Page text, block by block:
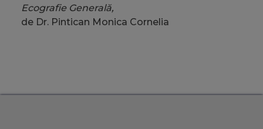
Ecografie Generală,
de Dr. Pintican Monica Cornelia